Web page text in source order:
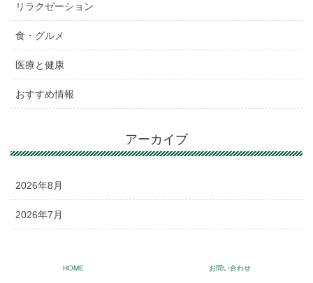
リラクゼーション
食・グルメ
医療と健康
おすすめ情報
アーカイブ
2026年8月
2026年7月
HOME お問い合わせ